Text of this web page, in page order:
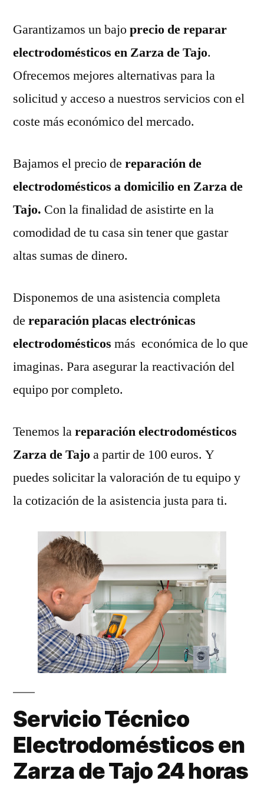
Garantizamos un bajoprecio de reparar
electrodomésticos en Zarza de Tajo.
Ofrecemos mejores alternativas para la
solicitud y acceso a nuestros servicios con el
coste más económico del mercado.
Bajamos el precio de reparación de
electrodomésticos a domicilio en Zarza de
Tajo. Con la finalidad de asistirte en la
comodidad de tu casa sin tener que gastar
altas sumas de dinero.
Disponemos de una asistencia completa
de reparación placas electrónicas
electrodomésticos más económica de lo que
imaginas. Para asegurar la reactivación del
equipo por completo.
Tenemos lareparación electrodomésticos
Zarza de Tajoa partir de 100 euros. Y
puedes solicitar la valoración de tu equipo y
la cotización de la asistencia justa para ti.
Servicio Técnico
Electrodomésticos en
Zarza de Tajo 24 horas